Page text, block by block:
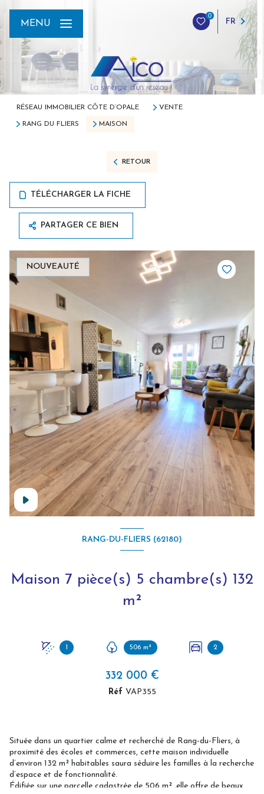
0
FR
MENU
RÉSEAU IMMOBILIER CÔTE D’OPALE VENTE
RANG DU FLIERS MAISON
RETOUR
TÉLÉCHARGER LA FICHE
PARTAGER CE BIEN
NOUVEAUTÉ
RANG-DU-FLIERS (62180)
Maison 7 pièce(s) 5 chambre(s) 132
m²
1 506 m² 2
332 000 €
Réf VAP355
Située dans un quartier calme et recherché de Rang-du-Fliers, à
proximité des écoles et commerces, cette maison individuelle
d’environ 132 m² habitables saura séduire les familles à la recherche
d’espace et de fonctionnalité.
Édifiée sur une parcelle cadastrée de 506 m², elle offre de beaux